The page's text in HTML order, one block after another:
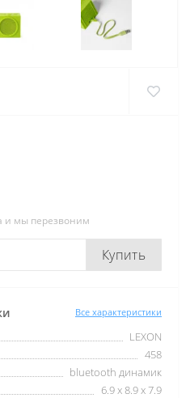
и мы перезвоним
Купить
Все характеристики
LEXON
458
bluetooth динамик
6.9 x 8.9 x 7.9